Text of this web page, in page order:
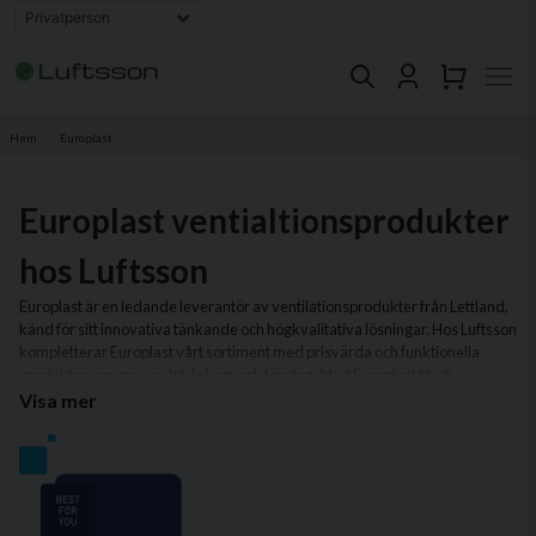
Hem Europlast
Europlast ventialtionsprodukter
hos Luftsson
Europlast är en ledande leverantör av ventilationsprodukter från Lettland,
känd för sitt innovativa tänkande och högkvalitativa lösningar. Hos Luftsson
kompletterar Europlast vårt sortiment med prisvärda och funktionella
produkter som är designade för att vara både hållbara och enkla att
ventilationskanaler och ljuddämpare till stilrena galler och kåpor.
Produkterna är perfekta för att skapa ett energieffektivt ventilationssystem
Visa mer